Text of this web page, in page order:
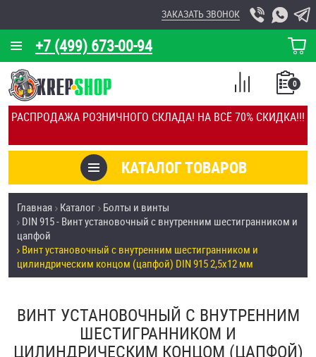
РАСПРОДАЖА РОЗНИЧНОГО СКЛАДА! НА ВСЁ 70% СКИДКА!!!
+7 (499) 673-00-94
ЗАКАЗАТЬ ЗВОНОК
КОРЗИНА
О КОМПАНИИ
КАЛЬКУЛЯТОР
ОТЗЫВЫ
УСЛУГИ
СКИДКИ
ОПТ
ОПЛАТА И ДОСТАВКА
КАТАЛОГ ТОВАРОВ
0
СПИСОК
СРАВНЕНИЕ
Товары со скидкой
Анкеры
Антивандальный крепёж, инструмент
Болты и винты
Втулки
Главная Каталог Болты и винты
DIN 915 - Винт установочный с внутренним шестигранником и
цапфой
Винт установочный с внутренним шестигранником и
цилиндрическим концом (цапфой) DIN 915 2,5х12 мм
ВИНТ УСТАНОВОЧНЫЙ С ВНУТРЕННИМ
ШЕСТИГРАННИКОМ И
ЦИЛИНДРИЧЕСКИМ КОНЦОМ (ЦАПФОЙ)